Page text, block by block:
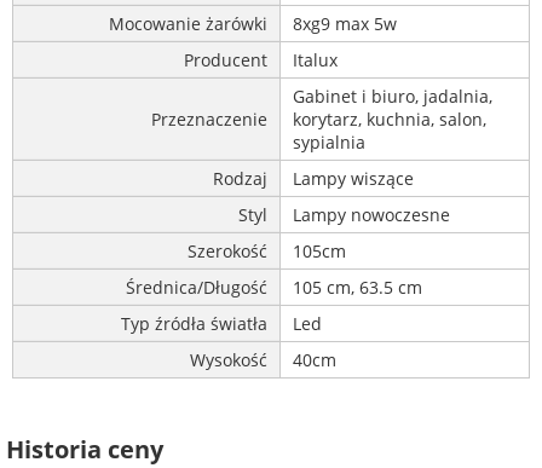
Mocowanie żarówki
8xg9 max 5w
Producent
Italux
Przeznaczenie
Gabinet i biuro, jadalnia,
korytarz, kuchnia, salon,
sypialnia
Rodzaj
Lampy wiszące
Styl
Lampy nowoczesne
Szerokość
105cm
Średnica/Długość
105 cm, 63.5 cm
Typ źródła światła
Led
Wysokość
40cm
Historia ceny